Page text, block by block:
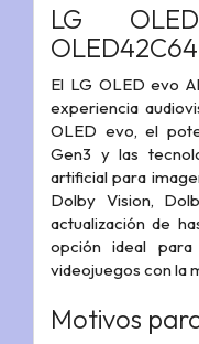
LG
El LG OLED evo
experiencia
OLED evo, el
Gen3 y las
artificial para
Dolby Vision,
actualización de
opción ideal
videojuegos con la
Motivos